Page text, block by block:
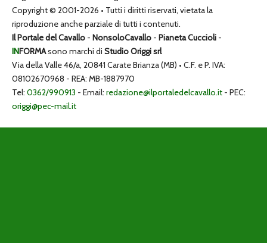
Copyright © 2001-2026 • Tutti i diritti riservati, vietata la
riproduzione anche parziale di tutti i contenuti.
Il Portale del Cavallo - NonsoloCavallo - Pianeta Cuccioli -
INFORMAsono marchi di Studio Origgi srl
Via della Valle 46/a, 20841 Carate Brianza (MB) • C.F. e P. IVA:
08102670968 - REA: MB-1887970
Tel: 0362/990913 - Email: redazione@ilportaledelcavallo.it - PEC:
origgi@pec-mail.it